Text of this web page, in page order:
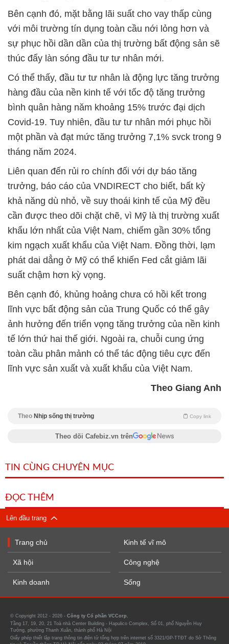
Bên cạnh đó, mặt bằng lãi suất cho vay thấp cùng
với môi trường tín dụng toàn cầu nới lỏng hơn và
sự phục hồi dần dần của thị trường bất động sản sẽ
thúc đẩy làn sóng đầu tư tư nhân mới.
Có thể thấy, đầu tư tư nhân là động lực tăng trưởng
hàng đầu của nền kinh tế với tốc độ tăng trưởng
bình quân hàng năm khoảng 15% trước đại dịch
Covid-19. Tuy nhiên, đầu tư tư nhân mới phục hồi
một phần và đạt mức tăng trưởng 7,1% svck trong 9
tháng năm 2024.
Liên quan đến rủi ro chính đối với dự báo tăng
trưởng, báo cáo của VNDIRECT cho biết, bất kỳ
khả năng dù nhỏ, về suy thoái kinh tế của Mỹ đều
cần được theo dõi chặt chẽ, vì Mỹ là thị trường xuất
khẩu lớn nhất của Việt Nam, chiếm gần 30% tổng
kim ngạch xuất khẩu của Việt Nam. Đồng thời, lạm
phát dai dẳng ở Mỹ có thể khiến Fed cắt giảm lãi
suất chậm hơn kỳ vọng.
Bên cạnh đó, khủng hoảng chưa có hồi kết trong
lĩnh vực bất động sản của Trung Quốc có thể gây
ảnh hưởng đến triển vọng tăng trưởng của nền kinh
tế lớn thứ hai thế giới. Ngoài ra, chuỗi cung ứng
toàn cầu phân mảnh có thể tác động tiêu cực đến
lĩnh vực sản xuất và xuất khẩu của Việt Nam.
Theo Giang Anh
Theo Nhịp sống thị trường Copy link
Theo dõi Cafebiz.vn trên
TIN CÙNG CHUYÊN MỤC
ĐỌC THÊM
Lên đầu trang
Trang chủ
Xã hội
Kinh doanh
Kinh tế vĩ mô
Công nghệ
Sống
© Copyright 2012 - 2026 - Công ty Cổ phần VCCorp.
Tầng 17, 19, 20, 21 Toà nhà Center Building - Hapulico Complex, Số 01, phố Nguyễn Huy
Tưởng, phường Thanh Xuân, thành phố Hà Nội
Giấy phép thiết lập trang thông tin điện tử tổng hợp trên internet số 3321/GP-TTĐT do Sở Thông